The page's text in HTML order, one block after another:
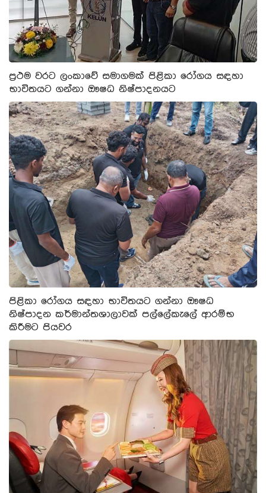
ප්‍රථම වරට ලංකාවේ සමාගමක් පිළිකා රෝගය සඳහා
භාවිතයට ගන්නා ඖෂධ නිෂ්පාදනයට
පිළිකා රෝගය සඳහා භාවිතයට ගන්නා ඖෂධ
නිෂ්පාදන කර්මාන්තශාලාවක් පල්ලේකැලේ ආරම්භ
කිරීමට පියවර